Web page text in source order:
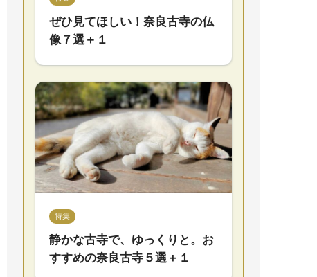
ぜひ見てほしい！奈良古寺の仏
像７選＋１
特集
静かな古寺で、ゆっくりと。お
すすめの奈良古寺５選＋１